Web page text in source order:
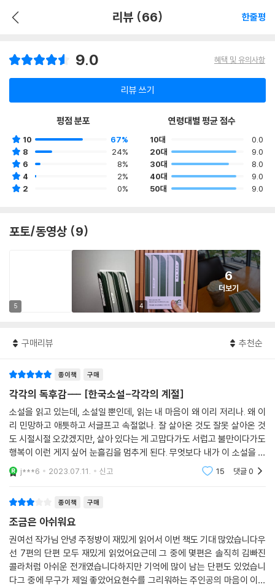
리뷰 (66) 한줄평
9.0 혜택 및 유의사항
리뷰 쓰기
평점 분포
10
67%
8
24%
6
8%
4
2%
2
0%
연령대별 평균 점수
10대
0.0
20대
9.0
30대
8.0
40대
9.0
50대
9.0
포토/동영상 (9)
5 4
6
더보기
구매리뷰 추천순
종이책 구매
각각의 독후감--- [한국소설-각각의 계절]
소설을 읽고 있는데, 소설일 뿐인데, 읽는 내 마음이 왜 이리 저리나. 왜 이
리 민망하고 애틋하고 서글프고 속절없나. 잘 살아온 것도 잘못 살아온 것
도 시절시절 오갔겠지만, 살아 있다는 게 고맙다가도 서럽고 불만이다가도
행복이 이런 게지 싶어 눈흘김을 멈추게 된다. 무엇보다 내가 이 소설을 평
온한 상황에서(마음이야 널을 뛰고 있다 해도) 읽고 있는 처지, 이것만으
로도 난 불평
j***6 2023.07.11. 신고 15 댓글0
종이책 구매
조금은 아쉬워요
권여선 작가님 안녕 주정뱡이 재밌게 읽어서 이번 책도 기대 많았습니다우
선 7편의 단편 모두 재밌게 읽었어요근데 그 중에 몇편은 솔직히 김빠진
콜라처럼 아쉬운 전개였습니다하지만 기억에 많이 남는 단편도 있었습니
다그 중에 무구가 제일 좋았어요현수를 그리워하는 주인공의 마음이 이해